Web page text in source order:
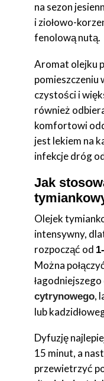
na sezon
i ziołowo-
fenolową nutą.
Aromat olejku
pomieszczeniu
czystości i
również
komfortowi
jest lekiem na
infekcje dróg
Jak
Olejek
intensywny,
rozpocząć od
Można
łagodniejszego
cytrynowego,
lub
Dyfuzję
15 minut, a
przewietrzyć